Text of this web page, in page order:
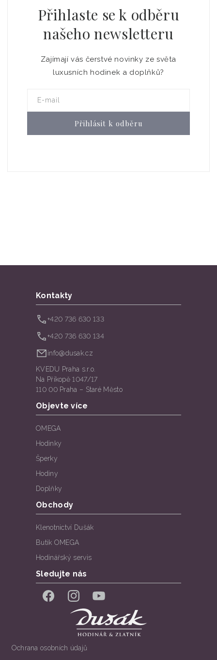
Přihlaste se k odběru
našeho newsletteru
Zajímají vás čerstvé novinky ze světa
luxusních hodinek a doplňků?
E-mail
Přihlásit k odběru
Kontakty
+420 736 630 133
+420 736 630 134
info@dusak.cz
KVEDU Praha s.r.o.
Na Příkopě 1047/17
110 00 Praha – Staré Město
Objevte více
OMEGA
Hodinky
Šperky
Hodiny
Doplňky
Obchody
Klenotnictví Dušák
Butik OMEGA
Hodinářský servis
Sledujte nás
FacebookInstagramYouTube
Ochrana osobních údajů